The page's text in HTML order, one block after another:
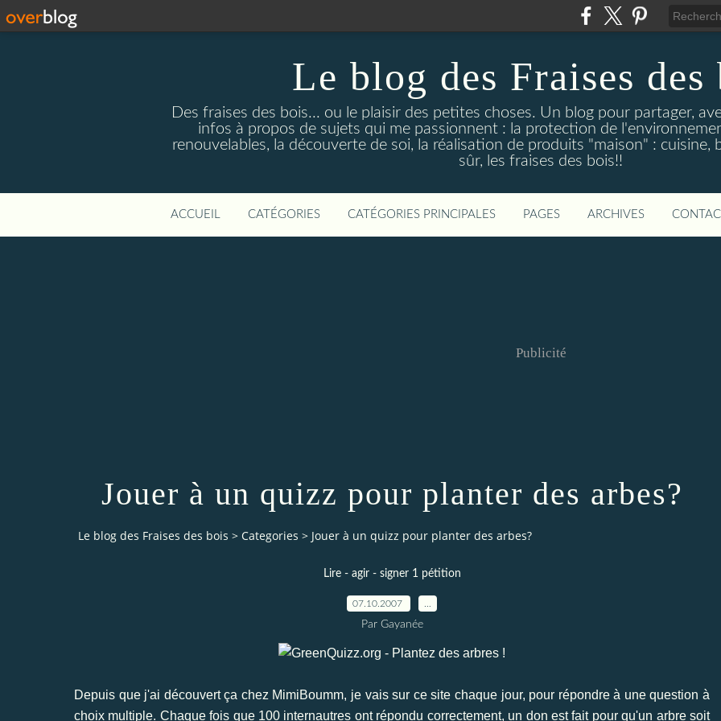
Le blog des Fraises des
Des fraises des bois... ou le plaisir des petites choses. Un blog pour partager,
infos à propos de sujets qui me passionnent : la protection de
renouvelables, la découverte de soi, la réalisation de produits "maison" : cuisine,
sûr, les fraises des bois!!
ACCUEIL CATÉGORIES CATÉGORIES PRINCIPALES PAGES ARCHIVES
Publicité
Jouer à un quizz pour planter des arbes?
Le blog des Fraises des bois > Categories > Jouer à un quizz pour planter des arbes?
Lire - agir - signer 1 pétition
07.10.2007
Par Gayanée
Depuis que j'ai découvert ça chez MimiBoumm, je vais sur ce site chaque jour, pour répondre à une question à
choix multiple. Chaque fois que 100 internautres ont répondu correctement, un don est fait pour qu'un arbre soit